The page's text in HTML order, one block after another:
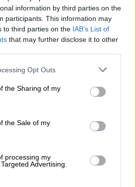
information by third parties on the
participants. This information may
to third parties on the IAB’s List of
that may further disclose it to other
app uses one or more Google
usage behaviour. You may click to
Google and its third-party tags to
specified purposes in below Google
Opt Outs
the Sharing of my
the Sale of my
processing my
Advertising.
αυτής της νέας
Το Ιράν έχει αποδείξει ότι
στο Ισραήλ, να
σε χώρες του Κόλπου, να
στρατιώτες και να
παγκόσμια οικονομία
αλλαγής καθεστώτος.
περιλαμβάνουν την
των ενεργειακών και
που μπορεί να πλήξει
και την ενεργοποίηση